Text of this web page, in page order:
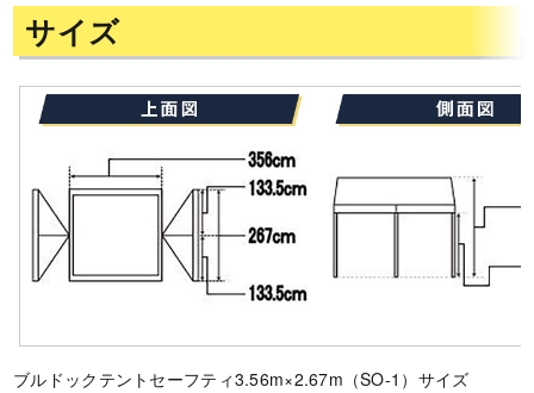
サイズ
ブルドックテントセーフティ3.56m×2.67m（SO-1）サイズ